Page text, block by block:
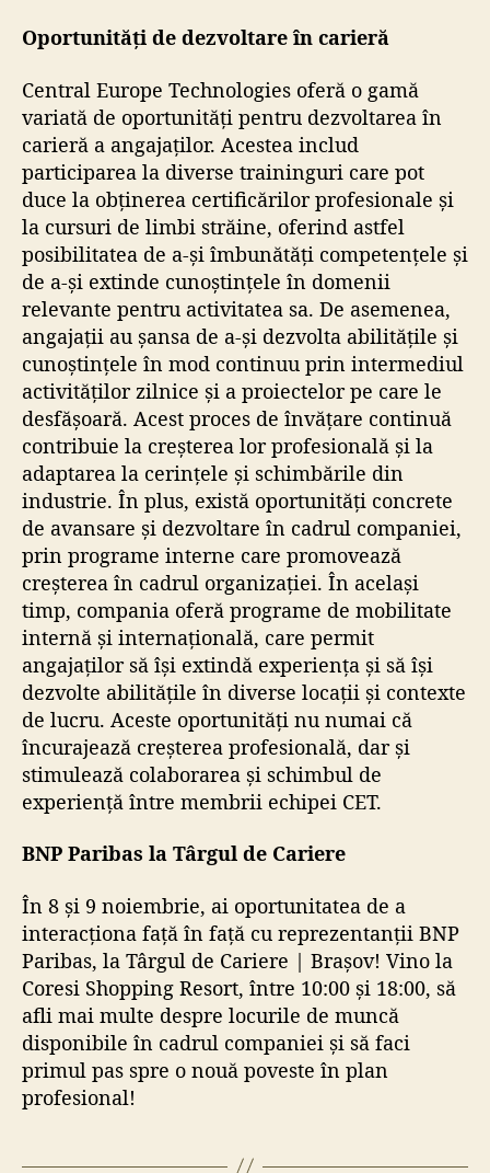
Oportunități de dezvoltare în carieră
Central Europe Technologies oferă o gamă
variată de oportunități pentru dezvoltarea în
carieră a angajaților. Acestea includ
participarea la diverse traininguri care pot
duce la obținerea certificărilor profesionale și
la cursuri de limbi străine, oferind astfel
posibilitatea de a-și îmbunătăți competențele și
de a-și extinde cunoștințele în domenii
relevante pentru activitatea sa. De asemenea,
angajații au șansa de a-și dezvolta abilitățile și
cunoștințele în mod continuu prin intermediul
activităților zilnice și a proiectelor pe care le
desfășoară. Acest proces de învățare continuă
contribuie la creșterea lor profesională și la
adaptarea la cerințele și schimbările din
industrie. În plus, există oportunități concrete
de avansare și dezvoltare în cadrul companiei,
prin programe interne care promovează
creșterea în cadrul organizației. În același
timp, compania oferă programe de mobilitate
internă și internațională, care permit
angajaților să își extindă experiența și să își
dezvolte abilitățile în diverse locații și contexte
de lucru. Aceste oportunități nu numai că
încurajează creșterea profesională, dar și
stimulează colaborarea și schimbul de
experiență între membrii echipei CET.
BNP Paribas la Târgul de Cariere
În 8 și 9 noiembrie, ai oportunitatea de a
interacționa față în față cu reprezentanții BNP
Paribas, la Târgul de Cariere | Brașov! Vino la
Coresi Shopping Resort, între 10:00 și 18:00, să
afli mai multe despre locurile de muncă
disponibile în cadrul companiei și să faci
primul pas spre o nouă poveste în plan
profesional!